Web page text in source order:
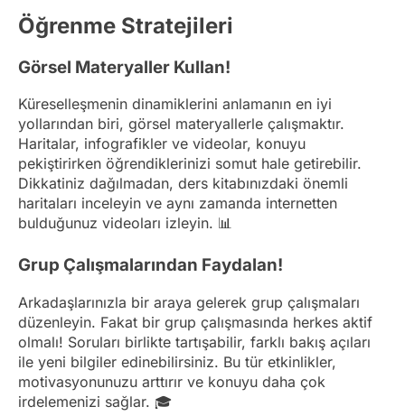
Öğrenme Stratejileri
Görsel Materyaller Kullan!
Küreselleşmenin dinamiklerini anlamanın en iyi
yollarından biri, görsel materyallerle çalışmaktır.
Haritalar, infografikler ve videolar, konuyu
pekiştirirken öğrendiklerinizi somut hale getirebilir.
Dikkatiniz dağılmadan, ders kitabınızdaki önemli
haritaları inceleyin ve aynı zamanda internetten
bulduğunuz videoları izleyin. 📊
Grup Çalışmalarından Faydalan!
Arkadaşlarınızla bir araya gelerek grup çalışmaları
düzenleyin. Fakat bir grup çalışmasında herkes aktif
olmalı! Soruları birlikte tartışabilir, farklı bakış açıları
ile yeni bilgiler edinebilirsiniz. Bu tür etkinlikler,
motivasyonunuzu arttırır ve konuyu daha çok
irdelemenizi sağlar. 🎓